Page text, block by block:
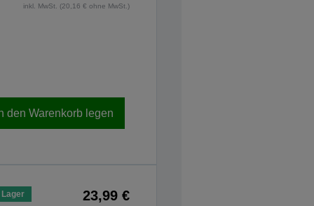
inkl. MwSt. (20,16 € ohne MwSt.)
den Warenkorb legen
23,99 €